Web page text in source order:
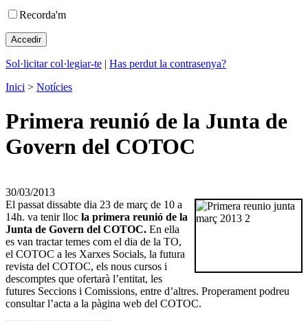
Recorda'm
Sol·licitar col·legiar-te | Has perdut la contrasenya?
Inici > Notícies
Primera reunió de la Junta de
Govern del COTOC
30/03/2013
El passat dissabte dia 23 de març de 10 a
14h. va tenir lloc la primera reunió de la
Junta de Govern del COTOC. En ella
es van tractar temes com el dia de la TO,
el COTOC a les Xarxes Socials, la futura
revista del COTOC, els nous cursos i
descomptes que ofertarà l’entitat, les
futures Seccions i Comissions, entre d’altres. Properament podreu
consultar l’acta a la pàgina web del COTOC.